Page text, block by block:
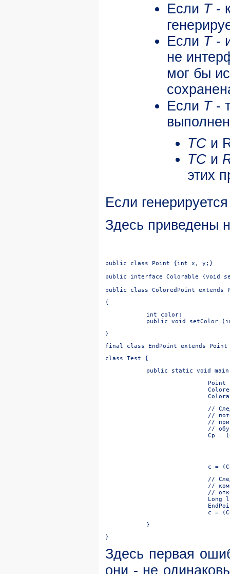
Если T-
Если T-
не
мог бы
Если T-
TC и
TC и
этих
Если
Здесь приведены
public class Point {int x, y;}
public interface Colorable {void
public class ColoredPoint extends
{
int color;
public void setColor
}
final class EndPoint extends
class Test {
public static void
Point
//
//
//
//
//
//
//
Long
c =
}
}
Здесь первая
они - не